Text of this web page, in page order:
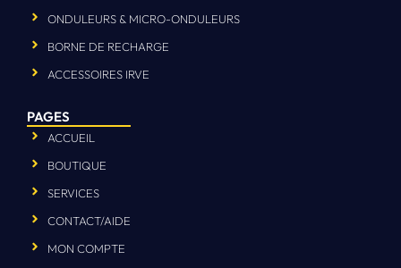
ONDULEURS & MICRO-ONDULEURS
BORNE DE RECHARGE
ACCESSOIRES IRVE
PAGES
ACCUEIL
BOUTIQUE
SERVICES
CONTACT/AIDE
MON COMPTE